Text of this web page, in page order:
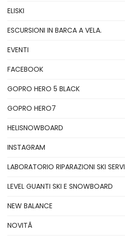
ELISKI
ESCURSIONI IN BARCA A VELA.
EVENTI
FACEBOOK
GOPRO HERO 5 BLACK
GOPRO HERO7
HELISNOWBOARD
INSTAGRAM
LABORATORIO RIPARAZIONI SKI
LEVEL GUANTI SKI E SNOWBOARD
NEW BALANCE
NOVITÃ